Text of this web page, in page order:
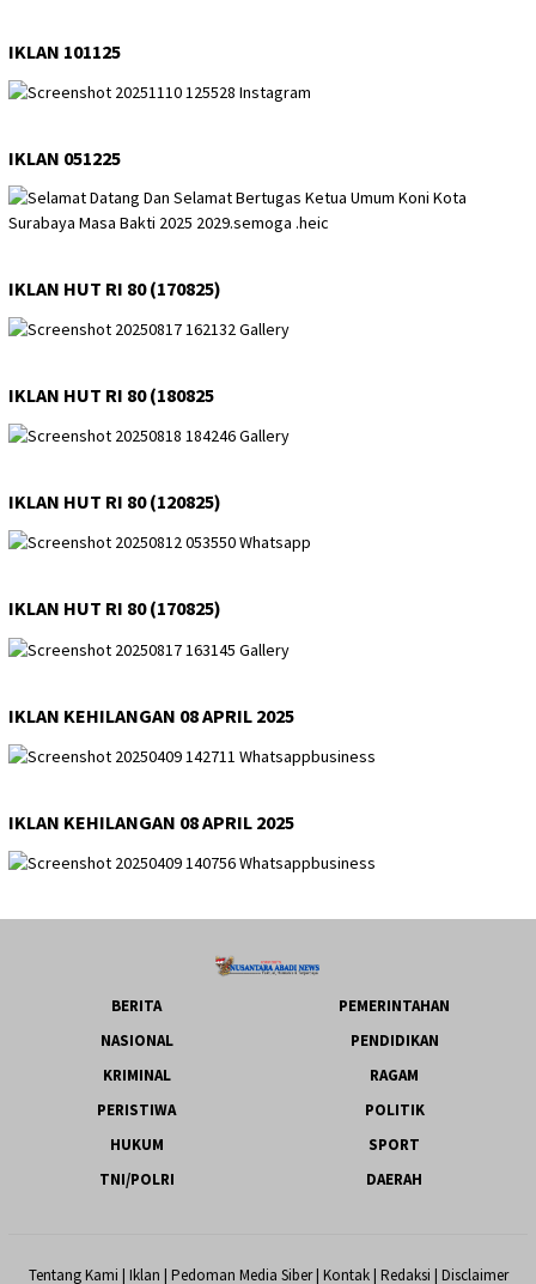
IKLAN 101125
IKLAN 051225
IKLAN HUT RI 80 (170825)
IKLAN HUT RI 80 (180825
IKLAN HUT RI 80 (120825)
IKLAN HUT RI 80 (170825)
IKLAN KEHILANGAN 08 APRIL 2025
IKLAN KEHILANGAN 08 APRIL 2025
BERITA
PEMERINTAHAN
NASIONAL
PENDIDIKAN
KRIMINAL
RAGAM
PERISTIWA
POLITIK
HUKUM
SPORT
TNI/POLRI
DAERAH
Tentang Kami | Iklan | Pedoman Media Siber| Kontak| Redaksi | Disclaimer